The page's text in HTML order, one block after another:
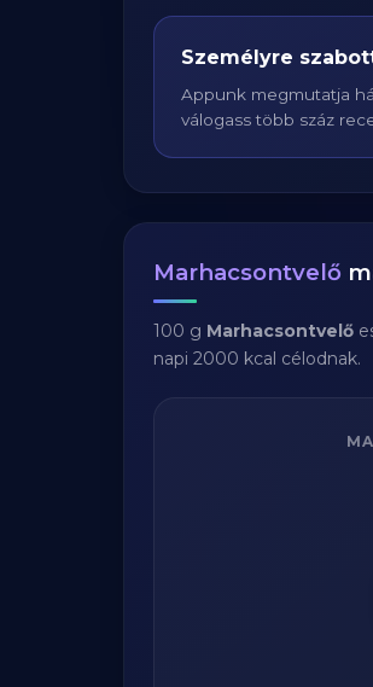
Személyre
Appunk megmutatja
válogass több száz
Marhacsontvelő
100 g Marhacsontvelő
napi 2000 kcal célodnak.